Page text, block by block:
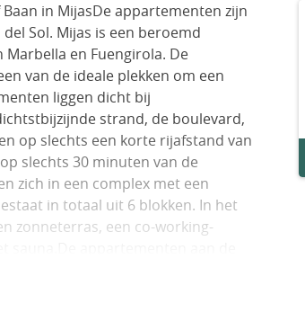
in MijasDe appartementen zijn
Sol. Mijas is een beroemd
en Fuengirola. De
van de ideale plekken om een
liggen dicht bij
strand, de boulevard,
op slechts een korte rijafstand van
slechts 30 minuten van de
zich in een complex met een
in totaal uit 6 blokken. In het
zonneterras, een co-working-
de terrassen verbinden met de